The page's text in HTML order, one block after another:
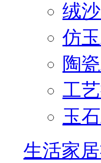
绒
仿
陶
工
玉
生活家